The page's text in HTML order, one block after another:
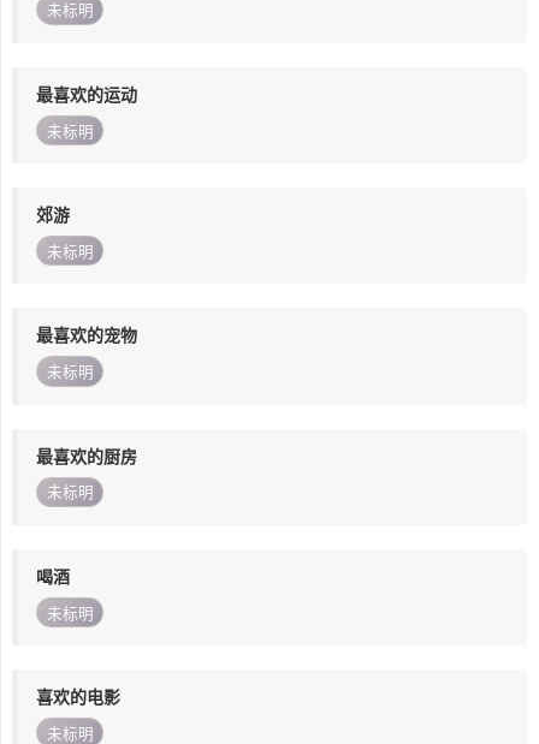
未标明
最喜欢的运动
未标明
郊游
未标明
最喜欢的宠物
未标明
最喜欢的厨房
未标明
喝酒
未标明
喜欢的电影
未标明